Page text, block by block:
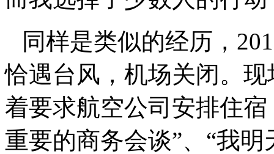
同样是类似的经历，
恰遇台风，机场关闭。
着要求航空公司安排住
重要的商务会谈”、“我